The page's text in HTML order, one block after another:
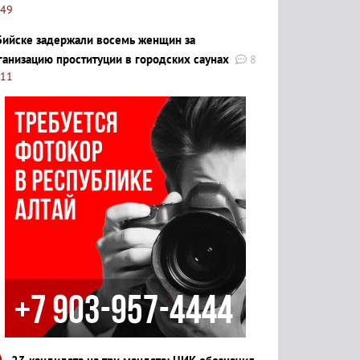
задержали восемь женщин за
проституции в городских саунах
8